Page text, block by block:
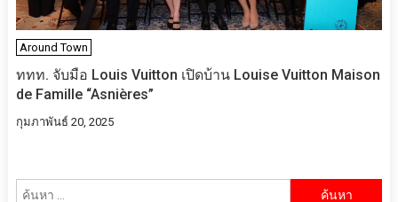
Around Town
ททท. จับมือ Louis Vuitton เปิดบ้าน Louise Vuitton Maison
de Famille “Asnières”
กุมภาพันธ์ 20, 2025